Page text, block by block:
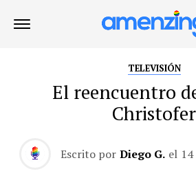
TELEVISIÓN
El reencuentro
Christofer
Escrito por Diego G. el